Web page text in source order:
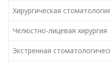
Хирургическая стоматология
Челюстно-лицевая хирургия
Экстренная